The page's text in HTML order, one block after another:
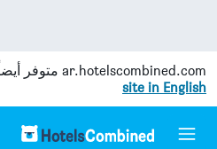
ar.hotelscombined.com متوفر
site in English